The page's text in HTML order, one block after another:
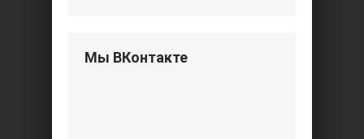
Мы ВКонтакте